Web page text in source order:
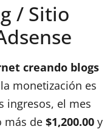
/ Sitio
creando blogs
monetización es
ingresos, el mes
más de $1,200.00 y